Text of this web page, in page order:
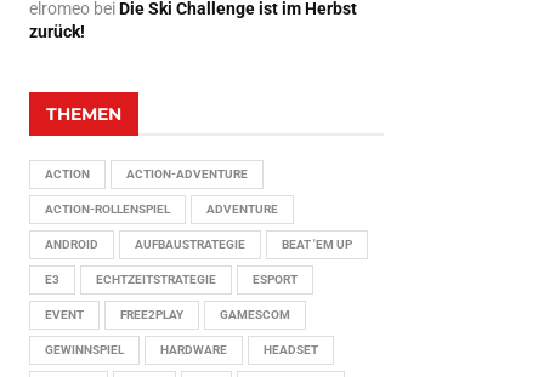
elromeo beiDie Ski Challenge ist im Herbst
zurück!
THEMEN
ACTION ACTION-ADVENTURE
ACTION-ROLLENSPIEL ADVENTURE
ANDROID AUFBAUSTRATEGIE BEAT 'EM UP
E3 ECHTZEITSTRATEGIE ESPORT
EVENT FREE2PLAY GAMESCOM
GEWINNSPIEL HARDWARE HEADSET